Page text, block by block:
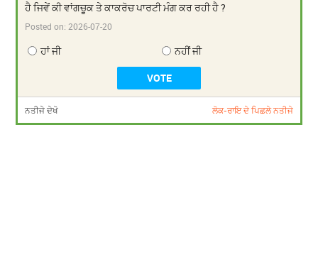
ਹੈ ਜਿਵੇਂ ਕੀ ਵਾਂਗਚੂਕ ਤੇ ਕਾਕਰੋਚ ਪਾਰਟੀ ਮੰਗ ਕਰ ਰਹੀ ਹੈ ?
Posted on:2026-07-20
ਹਾਂ ਜੀ ਨਹੀਂ ਜੀ
ਨਤੀਜੇ ਦੇਖੋ ਲੋਕ-ਰਾਇ ਦੇ ਪਿਛਲੇ ਨਤੀਜੇ